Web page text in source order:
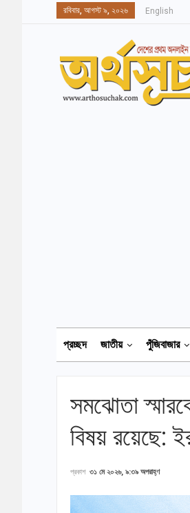
রবিবার, আগস্ট ৯, ২০২৬ English
প্রচ্ছদ জাতীয় পুঁজিবাজার
সমঝোতা
বিষয় রয়েছে:
প্রকাশ ৩১ মে ২০২৬, ৯:৩৯ অপরাহ্ণ